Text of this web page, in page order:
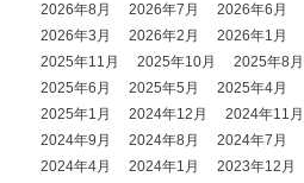
2026年8月 2026年7月 2026年6月
2026年3月
2026年2月 2026年1月
2025年11月
2025年10月 2025年8月
2025年6月
2025年5月 2025年4月
2025年1月
2024年12月 2024年11月
2024年9月
2024年8月 2024年7月
2024年4月
2024年1月 2023年12月